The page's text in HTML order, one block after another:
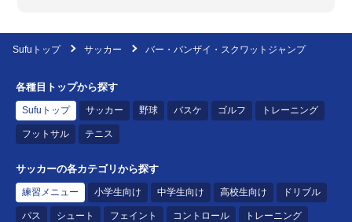
Sufuトップ サッカー バー・バンザイ・スクワットジャンプ
各種目トップから探す
Sufuトップ サッカー 野球 バスケ ゴルフ トレーニング
フットサル テニス
サッカーの各カテゴリから探す
練習メニュー 小学生向け 中学生向け 高校生向け ドリブル
パス シュート フェイント コントロール トレーニング